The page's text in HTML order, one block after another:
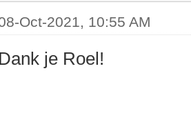
Oct-2021, 10:55 AM
Dank je Roel!